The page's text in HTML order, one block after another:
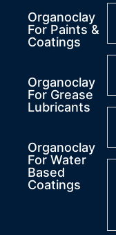
Organoclay
For Paints &
Coatings
Organoclay
For Grease
Lubricants
Organoclay
For Water
Based
Coatings